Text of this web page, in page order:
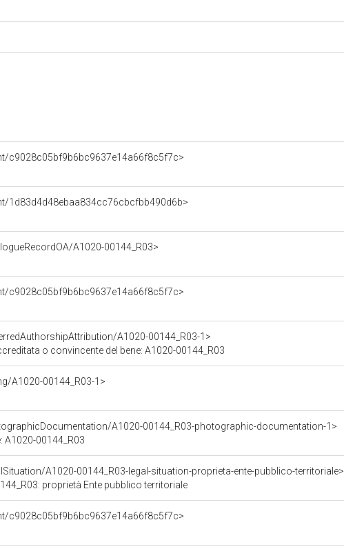
c9028c05bf9b6bc9637e14a66f8c5f7c>
A1020-00144_R03>
c9028c05bf9b6bc9637e14a66f8c5f7c>
A1020-00144_R03-1>
o convincente del bene: A1020-00144_R03
A1020-00144_R03-1>
A1020-00144_R03-photographic-documentation-1>
00144_R03
A1020-00144_R03-legal-situation-proprieta-ente-pubblico-territoriale>
proprietà Ente pubblico territoriale
c9028c05bf9b6bc9637e14a66f8c5f7c>